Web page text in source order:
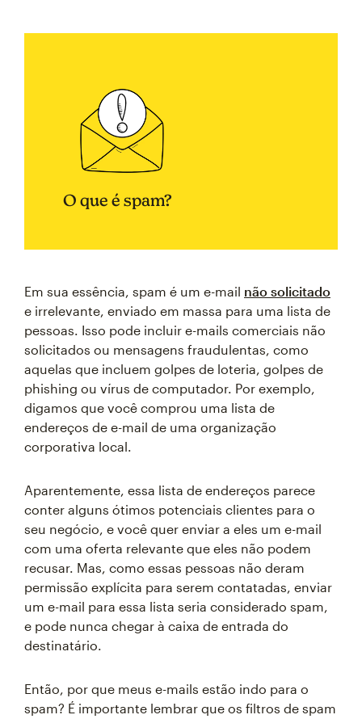
O que é spam?
Em sua essência, spam é um e-mail não solicitado
e irrelevante, enviado em massa para uma lista de
pessoas. Isso pode incluir e-mails comerciais não
solicitados ou mensagens fraudulentas, como
aquelas que incluem golpes de loteria, golpes de
phishing ou vírus de computador. Por exemplo,
digamos que você comprou uma lista de
endereços de e-mail de uma organização
corporativa local.
Aparentemente, essa lista de endereços parece
conter alguns ótimos potenciais clientes para o
seu negócio, e você quer enviar a eles um e-mail
com uma oferta relevante que eles não podem
recusar. Mas, como essas pessoas não deram
permissão explícita para serem contatadas, enviar
um e-mail para essa lista seria considerado spam,
e pode nunca chegar à caixa de entrada do
destinatário.
Então, por que meus e-mails estão indo para o
spam? É importante lembrar que os filtros de spam